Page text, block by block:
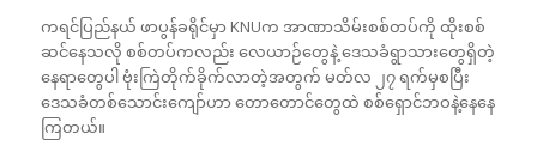
ကရင်ပြည်နယ် ဖာပွန်ခရိုင်မှာ KNUက အာဏာသိမ်းစစ်တပ်ကို ထိုးစစ်
ဆင်နေသလို စစ်တပ်ကလည်း လေယာဉ်တွေနဲ့ ဒေသခံရွာသားတွေရှိတဲ့
နေရာတွေပါ ဗုံးကြဲတိုက်ခိုက်လာတဲ့အတွက် မတ်လ ၂၇ ရက်မှစပြီး
ဒေသခံတစ်သောင်းကျော်ဟာ တောတောင်တွေထဲ စစ်ရှောင်ဘဝနဲ့နေနေ
ကြတယ်။